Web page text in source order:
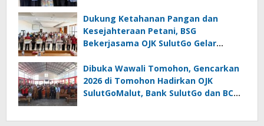
Dukung Ketahanan Pangan dan
Kesejahteraan Petani, BSG
Bekerjasama OJK SulutGo Gelar
Dibuka Wawali Tomohon, Gencarkan
2026 di Tomohon Hadirkan OJK
SulutGoMalut, Bank SulutGo dan BCA